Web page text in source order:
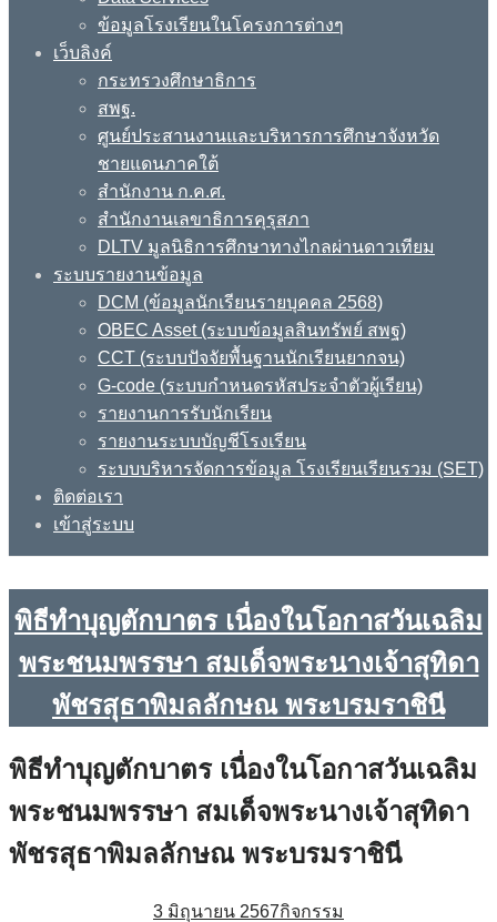
ข้อมูลโรงเรียนในโครงการต่างๆ
เว็บลิงค์
กระทรวงศึกษาธิการ
สพฐ.
ศูนย์ประสานงานและบริหารการศึกษาจังหวัด
ชายแดนภาคใต้
สำนักงาน ก.ค.ศ.
สำนักงานเลขาธิการคุรุสภา
DLTV มูลนิธิการศึกษาทางไกลผ่านดาวเทียม
ระบบรายงานข้อมูล
DCM (ข้อมูลนักเรียนรายบุคคล 2568)
OBEC Asset (ระบบข้อมูลสินทรัพย์ สพฐ)
CCT (ระบบปัจจัยพื้นฐานนักเรียนยากจน)
G-code (ระบบกำหนดรหัสประจำตัวผู้เรียน)
รายงานการรับนักเรียน
รายงานระบบบัญชีโรงเรียน
ระบบบริหารจัดการข้อมูล โรงเรียนเรียนรวม (SET)
ติดต่อเรา
เข้าสู่ระบบ
พิธีทำบุญตักบาตร เนื่องในโอกาสวันเฉลิม
พระชนมพรรษา สมเด็จพระนางเจ้าสุทิดา
พัชรสุธาพิมลลักษณ พระบรมราชินี
พิธีทำบุญตักบาตร เนื่องในโอกาสวันเฉลิม
พระชนมพรรษา สมเด็จพระนางเจ้าสุทิดา
พัชรสุธาพิมลลักษณ พระบรมราชินี
3 มิถุนายน 2567กิจกรรม